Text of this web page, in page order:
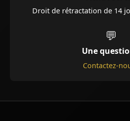
Droit de rétractation de 14
💬
Une
Contactez-